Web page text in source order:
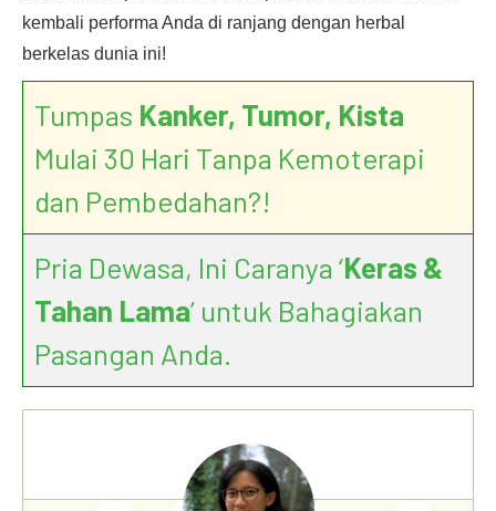
kembali performa Anda di ranjang dengan herbal
berkelas dunia ini!
Tumpas Kanker, Tumor, Kista
Mulai 30 Hari Tanpa Kemoterapi
dan Pembedahan?!
Pria Dewasa, Ini Caranya ‘Keras &
Tahan Lama’ untuk Bahagiakan
Pasangan Anda.